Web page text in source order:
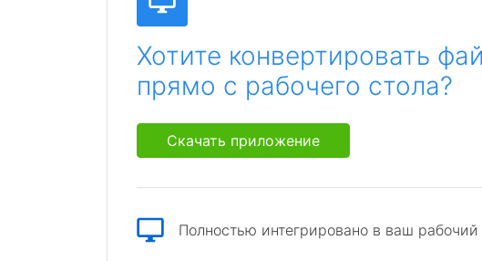
Хотите конвертировать
прямо с рабочего стола?
Скачать приложение
Полностью интегрировано в ваш рабочий